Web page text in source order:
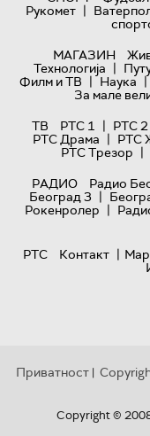
Рукомет |
МАГАЗИН
Технологијa |
Филм и ТВ | Наука |
За мале
ТВ
РТС 1 | РТС 2
РТС Драма | РТС
РТС Трезор |
РАДИО
Радио
Београд 3 |
Рокенролер |
РТС
Контакт |
Приватност |
Copyright ©